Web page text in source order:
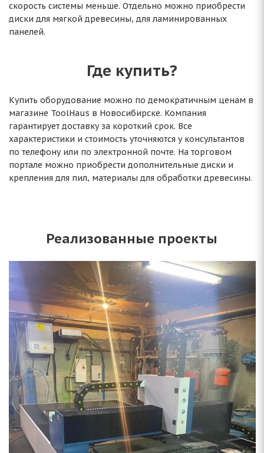
скорость системы меньше. Отдельно можно приобрести
диски для мягкой древесины, для ламинированных
панелей.
Где купить?
Купить оборудование можно по демократичным ценам в
магазине ToolHaus в Новосибирске. Компания
гарантирует доставку за короткий срок. Все
характеристики и стоимость уточняются у консультантов
по телефону или по электронной почте. На торговом
портале можно приобрести дополнительные диски и
крепления для пил, материалы для обработки древесины.
Реализованные проекты
Смотреть проект